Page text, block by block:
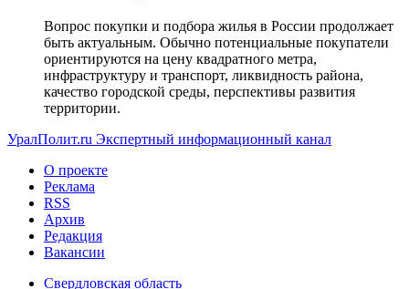
Вопрос покупки и подбора жилья в России продолжает
быть актуальным. Обычно потенциальные покупатели
ориентируются на цену квадратного метра,
инфраструктуру и транспорт, ликвидность района,
качество городской среды, перспективы развития
территории.
УралПолит.ru Экспертный информационный канал
О проекте
Реклама
RSS
Архив
Редакция
Вакансии
Свердловская область